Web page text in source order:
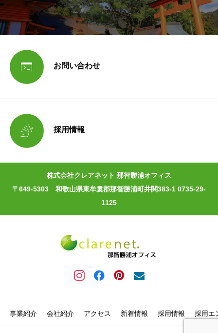
 お問い合わせ
 採用情報
株式会社クレアネット 那智勝浦オフィス
〒649-5303 和歌山県東牟婁郡那智勝浦町井関383-1 0735-29-
1125
事業紹介 会社紹介 アクセス 新着情報 採用情報 採用エ